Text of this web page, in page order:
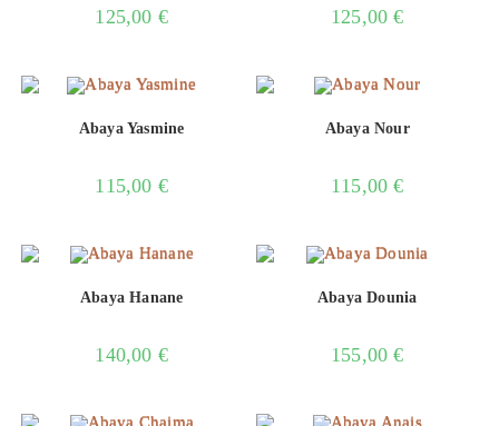
125,00 € 125,00€
Abaya Yasmine
115,00 €
Abaya Nour
115,00€
Abaya Hanane
140,00 €
Abaya Dounia
155,00€